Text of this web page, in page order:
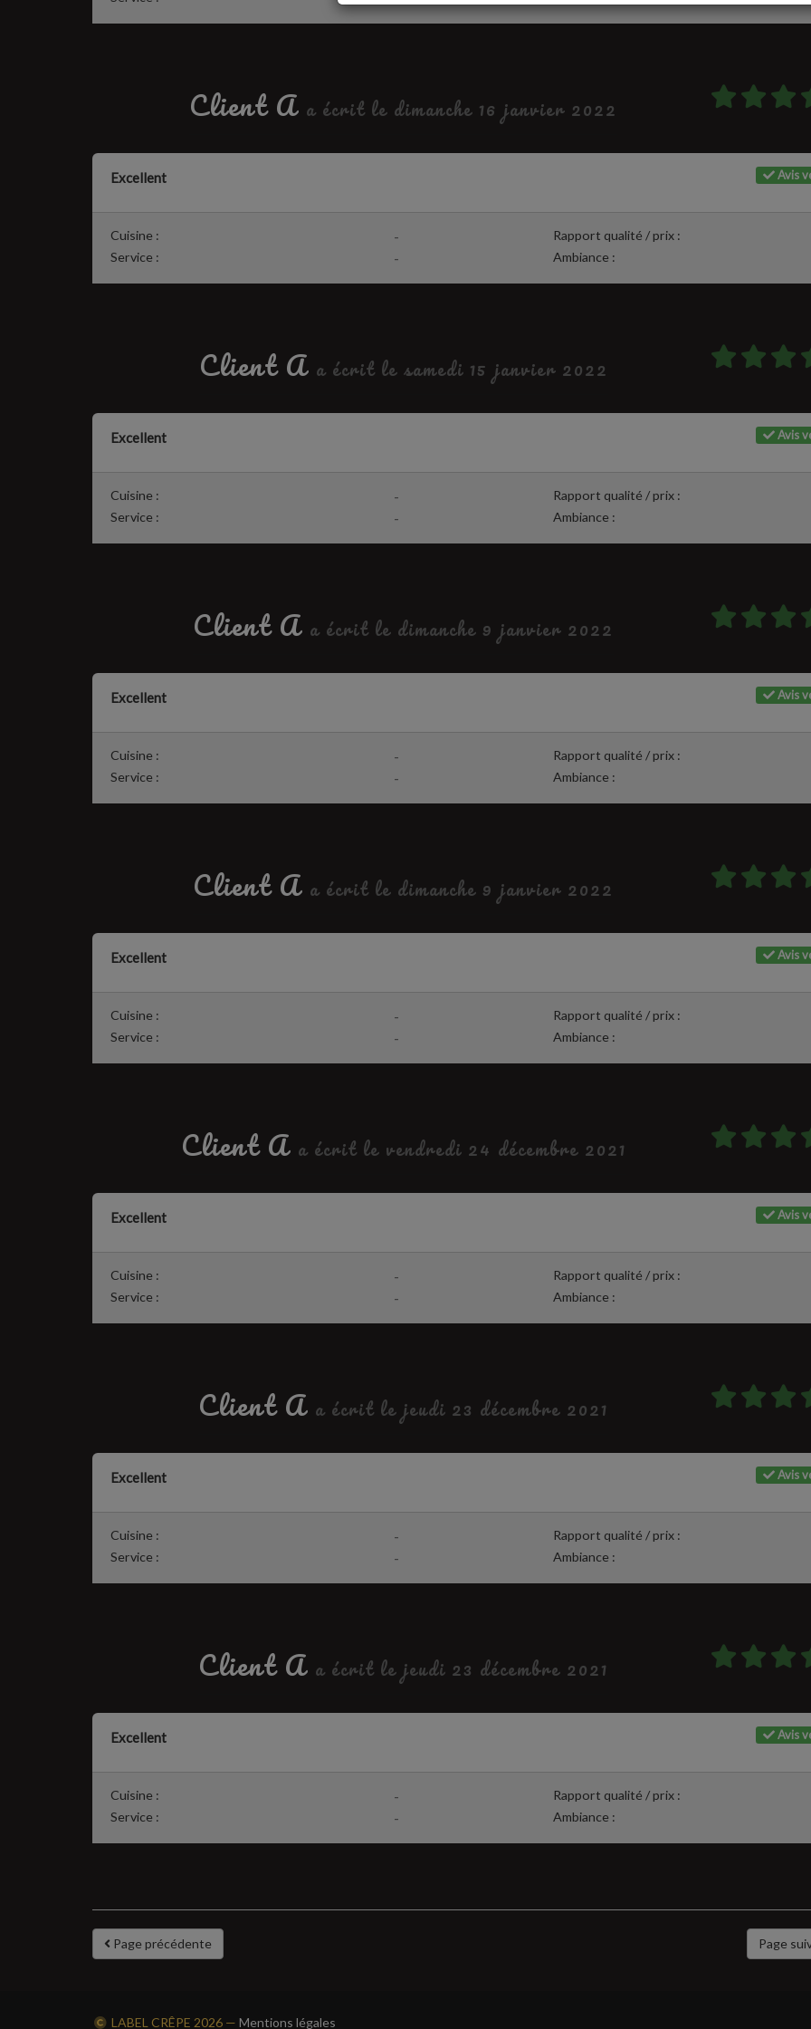
Client A a écrit le dimanche 16 janvier 2022
Avis
Excellent
-
Cuisine : Rapport qualité / prix :
-
Service : Ambiance :
Client A a écrit le samedi 15 janvier 2022
Avis
Excellent
-
Cuisine : Rapport qualité / prix :
-
Service : Ambiance :
Client A a écrit le dimanche 9 janvier 2022
Avis
Excellent
-
Cuisine : Rapport qualité / prix :
-
Service : Ambiance :
Client A a écrit le dimanche 9 janvier 2022
Avis
Excellent
-
Cuisine : Rapport qualité / prix :
-
Service : Ambiance :
Client A a écrit le vendredi 24 décembre 2021
Avis
Excellent
-
Cuisine : Rapport qualité / prix :
-
Service : Ambiance :
Client A a écrit le jeudi 23 décembre 2021
Avis
Excellent
-
Cuisine : Rapport qualité / prix :
-
Service : Ambiance :
Client A a écrit le jeudi 23 décembre 2021
Avis
Excellent
-
Cuisine : Rapport qualité / prix :
-
Service : Ambiance :
Page
Page précédente
LABEL CRÊPE 2026 — Mentions légales